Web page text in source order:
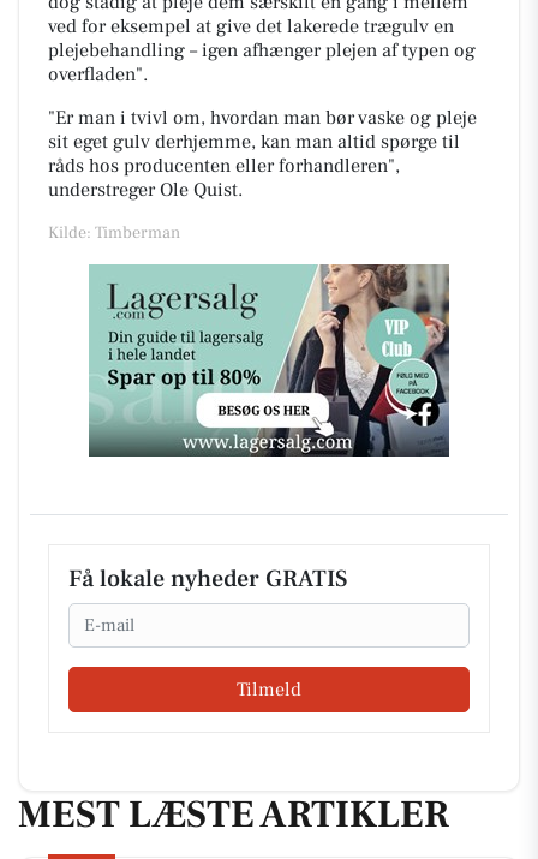
ved for eksempel at give det lakerede trægulv en
plejebehandling – igen afhænger plejen af typen og
overfladen".
"Er man i tvivl om, hvordan man bør vaske og pleje
sit eget gulv derhjemme, kan man altid spørge til
råds hos producenten eller forhandleren",
understreger Ole Quist.
Kilde: Timberman
Få lokale nyheder GRATIS
Email
Tilmeld
MEST LÆSTE ARTIKLER